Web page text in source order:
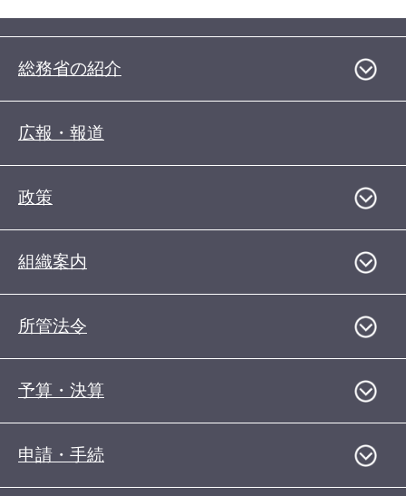
総務省の紹介
広報・報道
政策
組織案内
所管法令
予算・決算
申請・手続